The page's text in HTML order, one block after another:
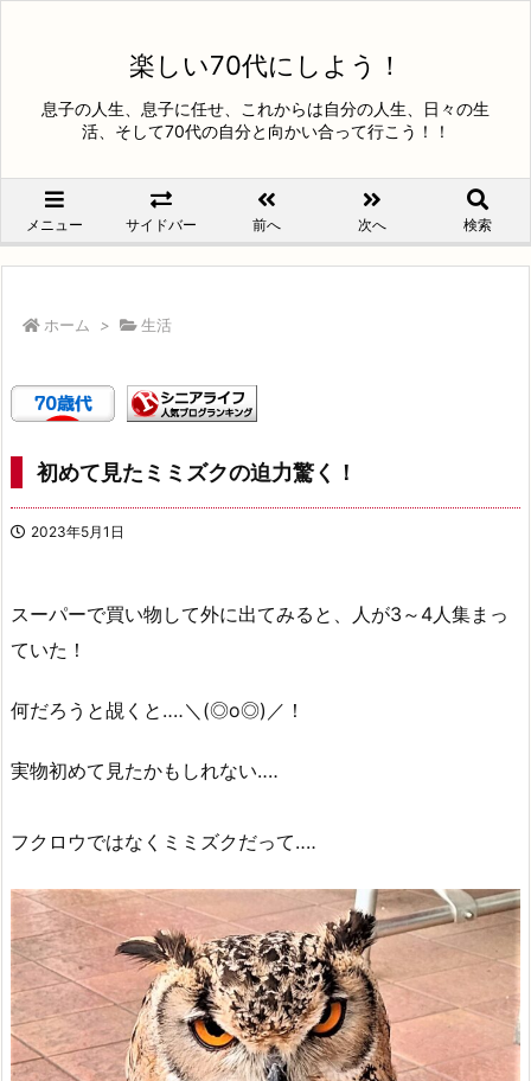
楽しい70代にしよう！
息子の人生、息子に任せ、これからは自分の人生、日々の生
活、そして70代の自分と向かい合って行こう！！
メニュー サイドバー 前へ 次へ 検索
ホーム > 生活
初めて見たミミズクの迫力驚く！
2023年5月1日
スーパーで買い物して外に出てみると、人が3～4人集まっ
ていた！
何だろうと覘くと‥‥＼(◎o◎)／！
実物初めて見たかもしれない‥‥
フクロウではなくミミズクだって‥‥